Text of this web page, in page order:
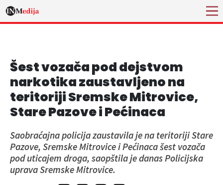
Šest vozača pod dejstvom
narkotika zaustavljeno na
teritoriji Sremske Mitrovice,
Stare Pazove i Pećinaca
Saobraćajna policija zaustavila je na teritoriji Stare
Pazove, Sremske Mitrovice i Pećinaca šest vozača
pod uticajem droga, saopštila je danas Policijska
uprava Sremske Mitrovice.